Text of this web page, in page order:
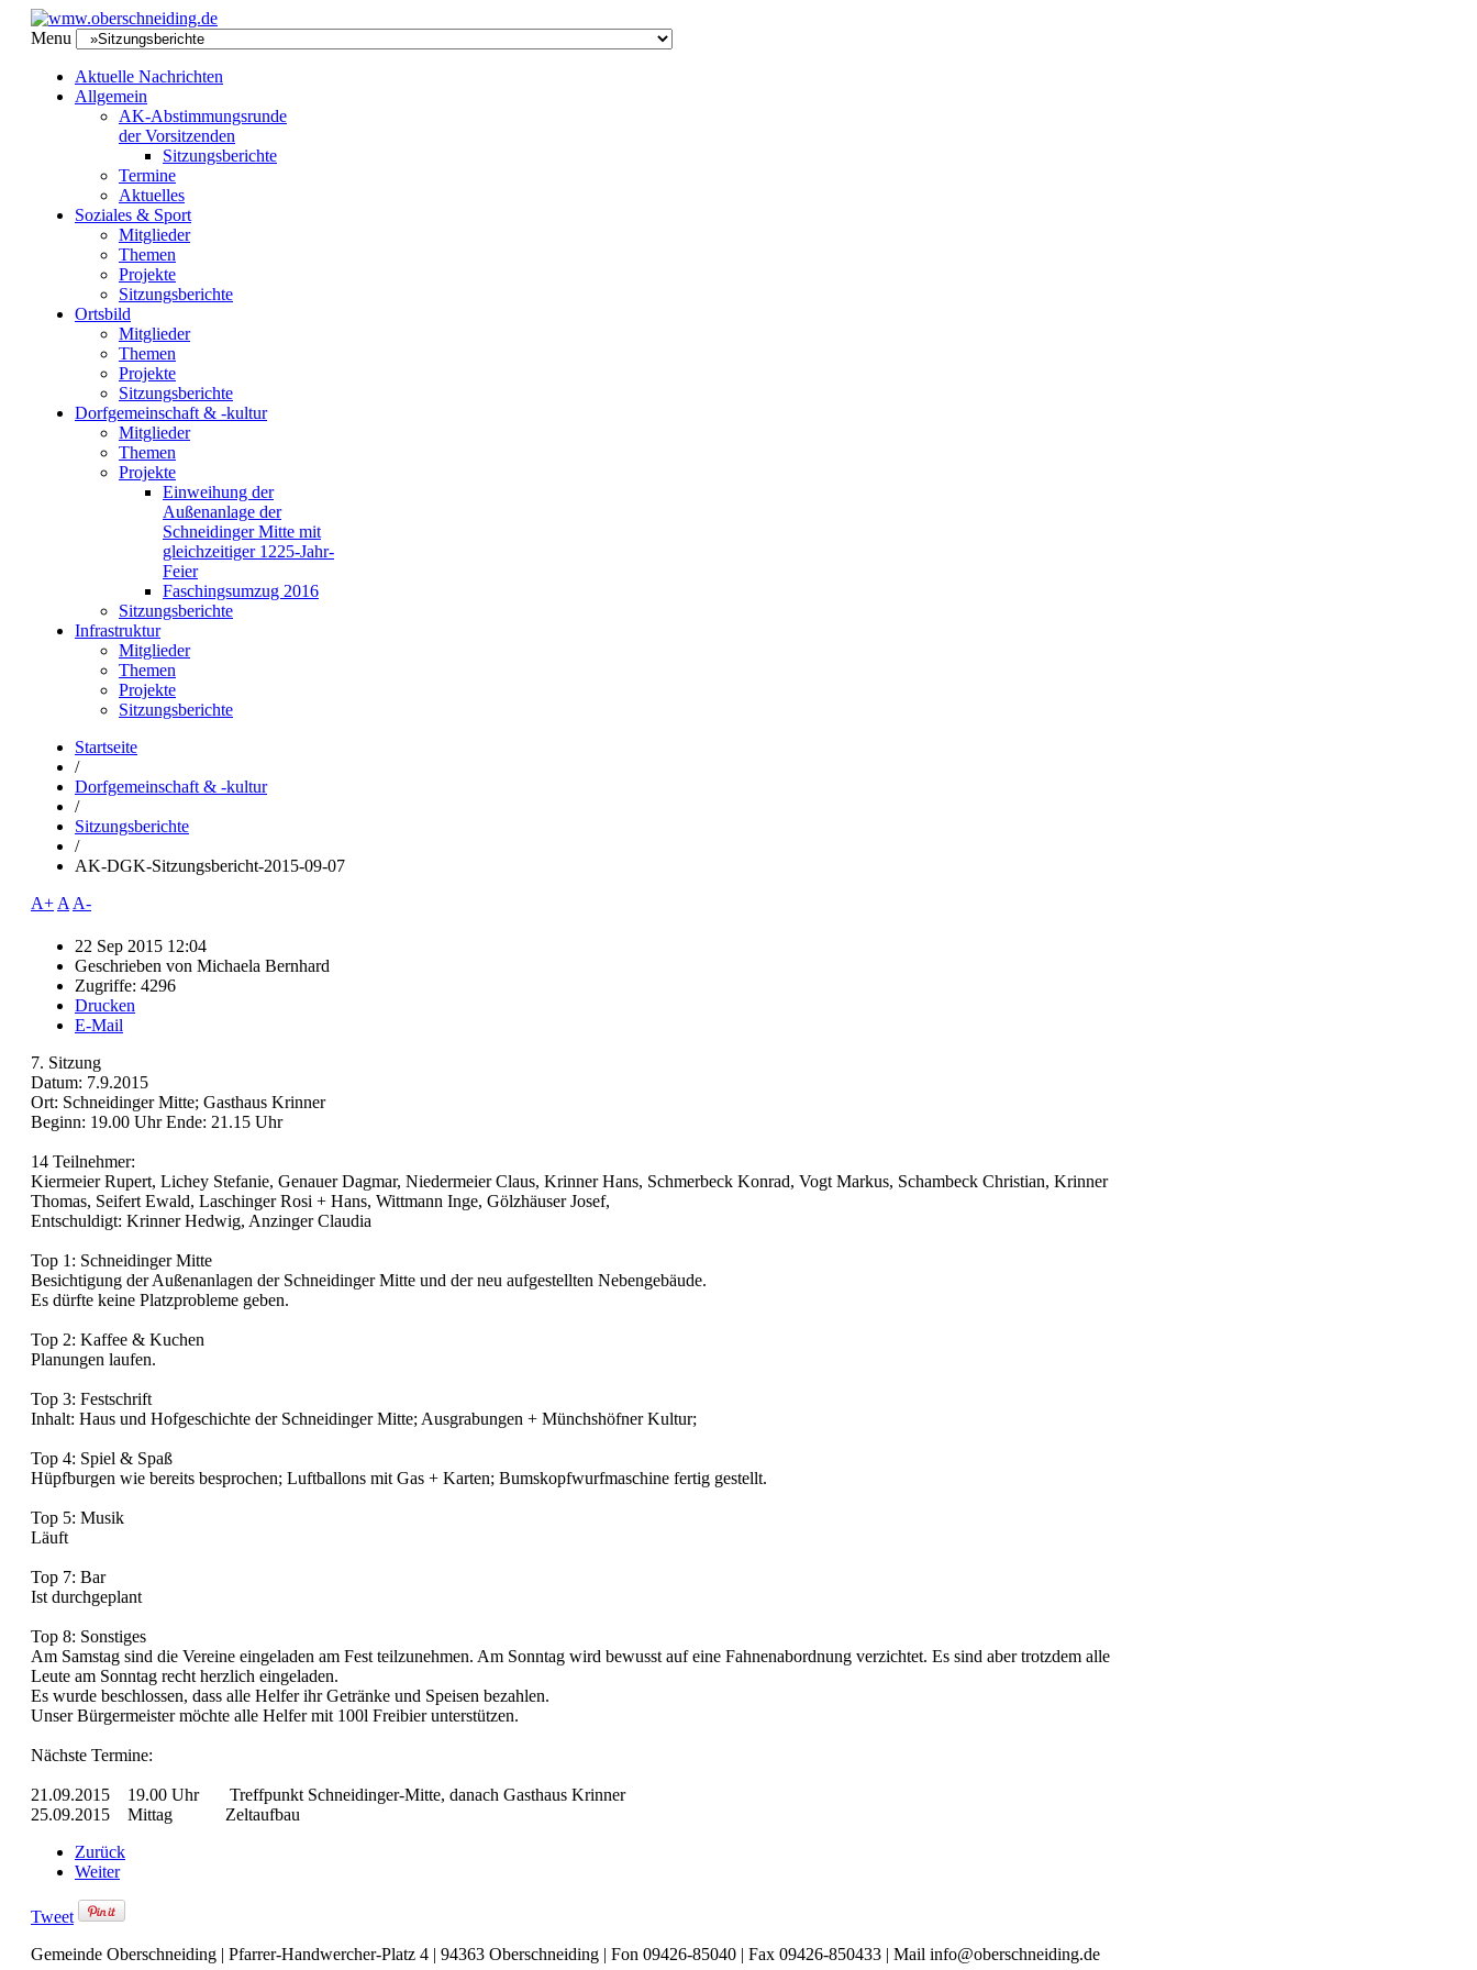
Menu
Aktuelle Nachrichten
Allgemein
AK-Abstimmungsrunde
der Vorsitzenden
Sitzungsberichte
Termine
Aktuelles
Soziales & Sport
Mitglieder
Themen
Projekte
Sitzungsberichte
Ortsbild
Mitglieder
Themen
Projekte
Sitzungsberichte
Dorfgemeinschaft & -kultur
Mitglieder
Themen
Projekte
Einweihung der
Außenanlage der
Schneidinger Mitte mit
gleichzeitiger 1225-Jahr-
Feier
Faschingsumzug 2016
Sitzungsberichte
Infrastruktur
Mitglieder
Themen
Projekte
Sitzungsberichte
Startseite
/
Dorfgemeinschaft & -kultur
/
Sitzungsberichte
/
AK-DGK-Sitzungsbericht-2015-09-07
A+ A A-
22 Sep 2015 12:04
Geschrieben von Michaela Bernhard
Zugriffe: 4296
Drucken
E-Mail
7. Sitzung
Datum: 7.9.2015
Ort: Schneidinger Mitte; Gasthaus Krinner
Beginn: 19.00 Uhr Ende: 21.15 Uhr
14 Teilnehmer:
Kiermeier Rupert, Lichey Stefanie, Genauer Dagmar, Niedermeier Claus, Krinner Hans, Schmerbeck Konrad, Vogt Markus, Schambeck Christian, Krinner
Thomas, Seifert Ewald, Laschinger Rosi + Hans, Wittmann Inge, Gölzhäuser Josef,
Entschuldigt: Krinner Hedwig, Anzinger Claudia
Top 1: Schneidinger Mitte
Besichtigung der Außenanlagen der Schneidinger Mitte und der neu aufgestellten Nebengebäude.
Es dürfte keine Platzprobleme geben.
Top 2: Kaffee & Kuchen
Planungen laufen.
Top 3: Festschrift
Inhalt: Haus und Hofgeschichte der Schneidinger Mitte; Ausgrabungen + Münchshöfner Kultur;
Top 4: Spiel & Spaß
Hüpfburgen wie bereits besprochen; Luftballons mit Gas + Karten; Bumskopfwurfmaschine fertig gestellt.
Top 5: Musik
Läuft
Top 7: Bar
Ist durchgeplant
Top 8: Sonstiges
Am Samstag sind die Vereine eingeladen am Fest teilzunehmen. Am Sonntag wird bewusst auf eine Fahnenabordnung verzichtet. Es sind aber trotzdem alle
Leute am Sonntag recht herzlich eingeladen.
Es wurde beschlossen, dass alle Helfer ihr Getränke und Speisen bezahlen.
Unser Bürgermeister möchte alle Helfer mit 100l Freibier unterstützen.
Nächste Termine:
21.09.2015 19.00 Uhr Treffpunkt Schneidinger-Mitte, danach Gasthaus Krinner
25.09.2015 Mittag Zeltaufbau
Zurück
Weiter
Tweet
Gemeinde Oberschneiding | Pfarrer-Handwercher-Platz 4 | 94363 Oberschneiding | Fon 09426-85040 | Fax 09426-850433 | Mail info@oberschneiding.de